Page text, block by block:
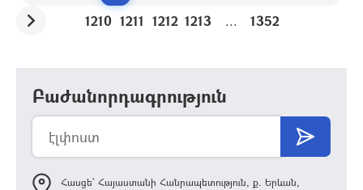
1210 1211 1212 1213 ... 1352
Բաժանորդագրություն
Հասցե՝ Հայաստանի Հանրապետություն, ք. Երևան,